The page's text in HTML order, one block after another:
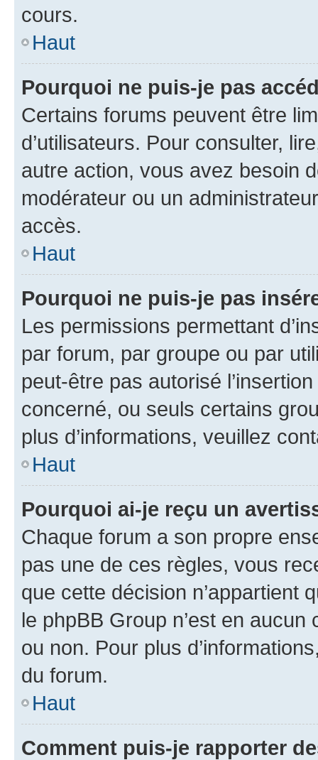
cours.
Haut
Pourquoi ne puis-je pas
Certains forums peuvent être
d’utilisateurs. Pour consulter,
autre action, vous avez besoin
modérateur ou un
accès.
Haut
Pourquoi ne puis-je pas
Les permissions permettant
par forum, par groupe ou par
peut-être pas autorisé
concerné, ou seuls certains
plus d’informations, veuillez
Haut
Pourquoi ai-je reçu un
Chaque forum a son propre
pas une de ces règles, vous
que cette décision n’appartient
le phpBB Group n’est en
ou non. Pour plus
du forum.
Haut
Comment puis-je rapporter